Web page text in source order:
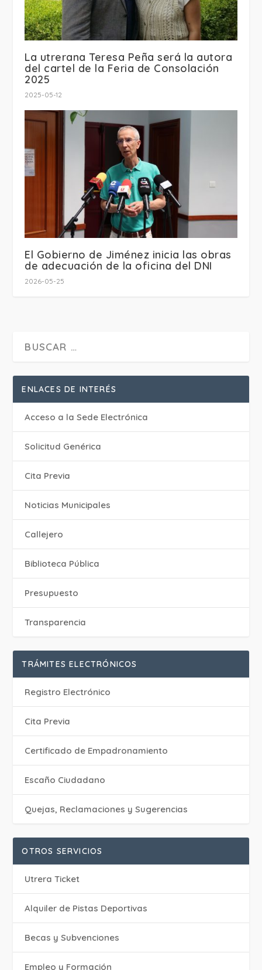
La utrerana Teresa Peña será la autora
del cartel de la Feria de Consolación
2025
2025-05-12
El Gobierno de Jiménez inicia las obras
de adecuación de la oficina del DNI
2026-05-25
ENLACES DE INTERÉS
Acceso a la Sede Electrónica
Solicitud Genérica
Cita Previa
‎Noticias Municipales
Callejero
Biblioteca Pública
Presupuesto
Transparencia
TRÁMITES ELECTRÓNICOS
Registro Electrónico
Cita Previa
Certificado de Empadronamiento
Escaño Ciudadano
Quejas, Reclamaciones y Sugerencias
OTROS SERVICIOS
Utrera Ticket
Alquiler de Pistas Deportivas
Becas y Subvenciones
Empleo y Formación